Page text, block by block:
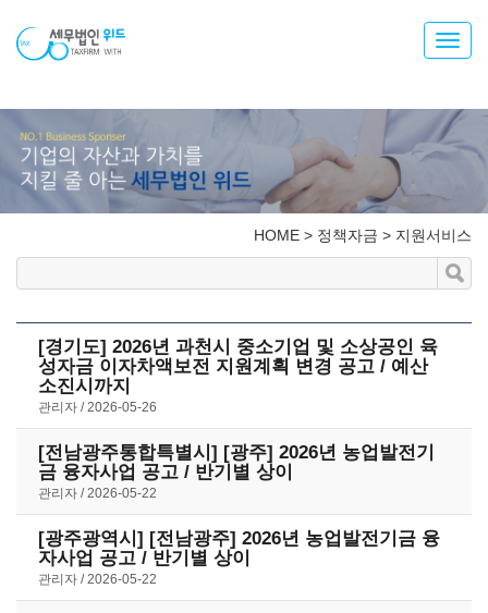
HOME > 정책자금 > 지원서비스
[경기도] 2026년 과천시 중소기업 및 소상공인 육
성자금 이자차액보전 지원계획 변경 공고 / 예산
소진시까지
관리자 2026-05-26
[전남광주통합특별시] [광주] 2026년 농업발전기
금 융자사업 공고 / 반기별 상이
관리자 2026-05-22
[광주광역시] [전남광주] 2026년 농업발전기금 융
자사업 공고 / 반기별 상이
관리자 2026-05-22